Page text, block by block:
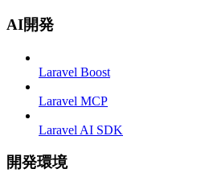
AI開発
Laravel Boost
Laravel MCP
Laravel AI SDK
開発環境